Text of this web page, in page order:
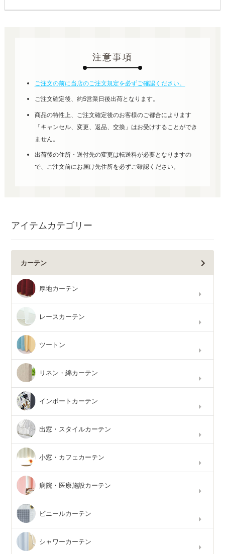
注意事項
ご注文の前に当店のご注文規定を必ずご確認ください。
ご注文確定後、約5営業日後出荷となります。
商品の特性上、ご注文確定後のお客様のご都合によります
「キャンセル、変更、返品、交換」はお受けすることができ
ません。
出荷後の住所・送付先の変更は転送料が必要となりますの
で、ご注文前にお届け先住所を必ずご確認ください。
アイテムカテゴリー
カーテン
厚地カーテン
レースカーテン
ツートン
リネン・綿カーテン
インポートカーテン
出窓・スタイルカーテン
小窓・カフェカーテン
病院・医療施設カーテン
ビニールカーテン
シャワーカーテン